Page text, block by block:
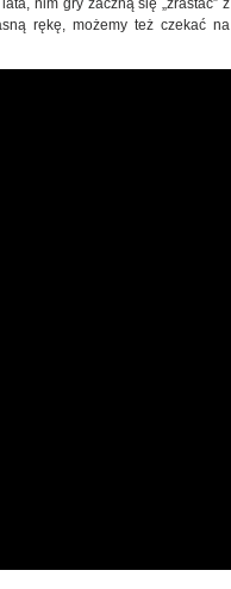
nim gry zaczną się „zrastać” z
rękę, możemy też czekać na